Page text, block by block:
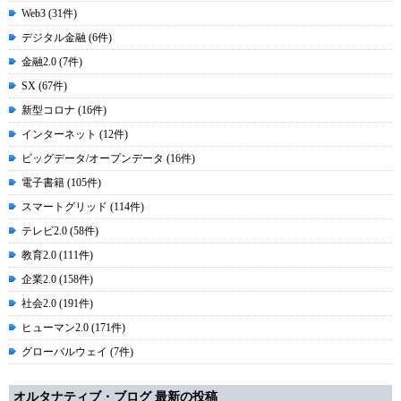
Web3 (31件)
デジタル金融 (6件)
金融2.0 (7件)
SX (67件)
新型コロナ (16件)
インターネット (12件)
ビッグデータ/オープンデータ (16件)
電子書籍 (105件)
スマートグリッド (114件)
テレビ2.0 (58件)
教育2.0 (111件)
企業2.0 (158件)
社会2.0 (191件)
ヒューマン2.0 (171件)
グローバルウェイ (7件)
オルタナティブ・ブログ 最新の投稿